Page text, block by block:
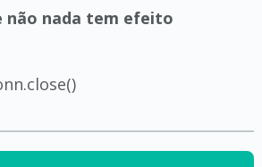
não nada tem efeito